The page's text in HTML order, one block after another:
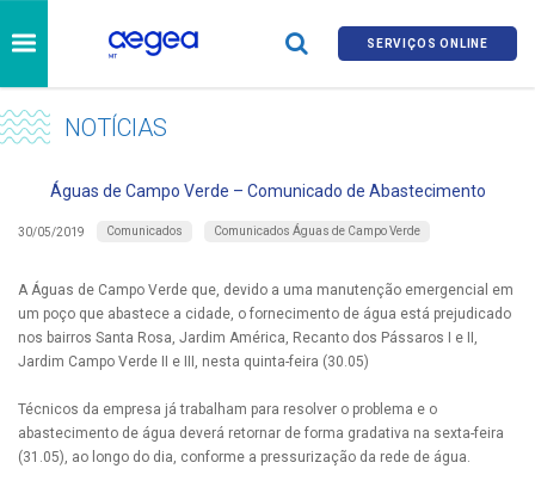
SERVIÇOS ONLINE
NOTÍCIAS
Águas de Campo Verde – Comunicado de Abastecimento
30/05/2019 Comunicados Comunicados Águas de Campo Verde
A Águas de Campo Verde que, devido a uma manutenção emergencial em
um poço que abastece a cidade, o fornecimento de água está prejudicado
nos bairros Santa Rosa, Jardim América, Recanto dos Pássaros I e II,
Jardim Campo Verde II e III, nesta quinta-feira (30.05)
Técnicos da empresa já trabalham para resolver o problema e o
abastecimento de água deverá retornar de forma gradativa na sexta-feira
(31.05), ao longo do dia, conforme a pressurização da rede de água.